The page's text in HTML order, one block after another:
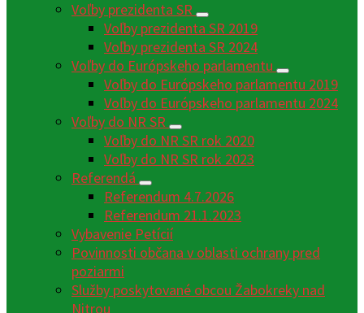
Voľby prezidenta SR
Voľby prezidenta SR 2019
Voľby prezidenta SR 2024
Voľby do Európskeho parlamentu
Voľby do Európskeho parlamentu 2019
Voľby do Európskeho parlamentu 2024
Voľby do NR SR
Voľby do NR SR rok 2020
Voľby do NR SR rok 2023
Referendá
Referendum 4.7.2026
Referendum 21.1.2023
Vybavenie Petícií
Povinnosti občana v oblasti ochrany pred
poziarmi
Služby poskytované obcou Žabokreky nad
Nitrou